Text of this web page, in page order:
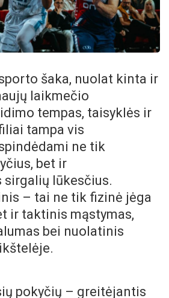
šaka, nuolat kinta ir
laikmečio
tempas, taisyklės ir
tampa vis
ne tik
bet ir
sirgalių lūkesčius.
– tai ne tik fizinė jėga
ir taktinis mąstymas,
bei nuolatinis
pokyčių – greitėjantis